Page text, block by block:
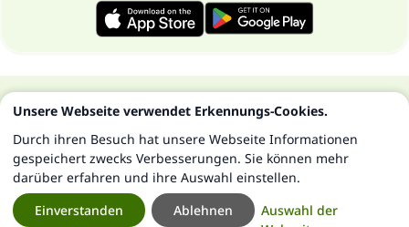
Über die SeiteDatenschutzrichtlinien
Alle Rechte vorbehalten - Islam Q&A 1997-2025 ©
Unsere Webseite verwendet Erkennungs-Cookies.
Durch ihren Besuch hat unsere Webseite Informationen
gespeichert zwecks Verbesserungen. Sie können mehr
darüber erfahren und ihre Auswahl einstellen.
Auswahl der
Ablehnen
Einverstanden